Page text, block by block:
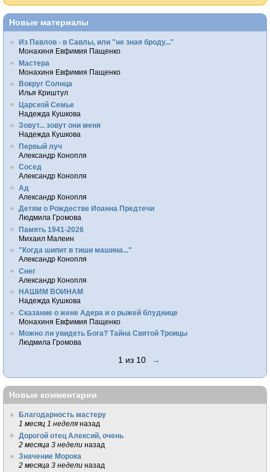
Новые материалы
Из Павлов - в Савлы, или "не зная броду..."
Монахиня Евфимия Пащенко
Мастера
Монахиня Евфимия Пащенко
Вокруг Солнца
Илья Криштул
Царской Семье
Надежда Кушкова
Зовут... зовут они меня
Надежда Кушкова
Первый луч
Александр Конопля
Сосед
Александр Конопля
Ад
Александр Конопля
Детям о Рождестве Иоанна Предтечи
Людмила Громова
Память 1941-2026
Михаил Малеин
"Когда шипит в тиши машина..."
Александр Конопля
Снег
Александр Конопля
НАШИМ ВОИНАМ
Надежда Кушкова
Сказание о жене Адера и о рыжей блуднице
Монахиня Евфимия Пащенко
Можно ли увидеть Бога? Тайна Святой Троицы
Людмила Громова
1 из 10 →
Новые комментарии
Благодарность мастеру
1 месяц 1 неделя назад
Дорогой отец Алексий, очень
2 месяца 3 недели назад
Значение Морока
2 месяца 3 недели назад